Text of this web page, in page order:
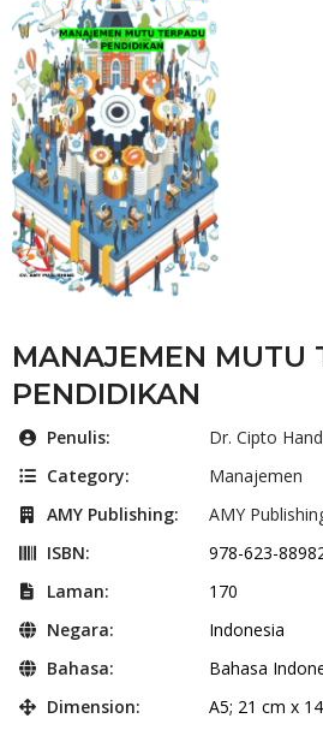
MANAJEMEN MUTU
PENDIDIKAN
Penulis:
Dr. Cipto
Category:
Manajemen
AMY Publishing:
AMY
ISBN:
978-623-
Laman:
170
Negara:
Indonesia
Bahasa:
Bahasa
Dimension:
A5; 21 cm x